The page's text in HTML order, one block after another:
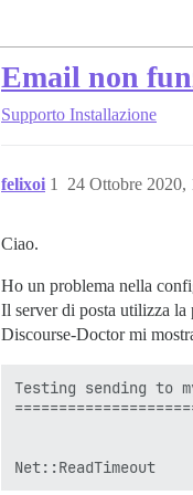
Email non
Supporto Installazione
felixoi 24 Ottobre 2020,
1
Ciao.
Ho un problema nella
Il server di posta utilizza la
Discourse-Doctor mi
Testing sending to